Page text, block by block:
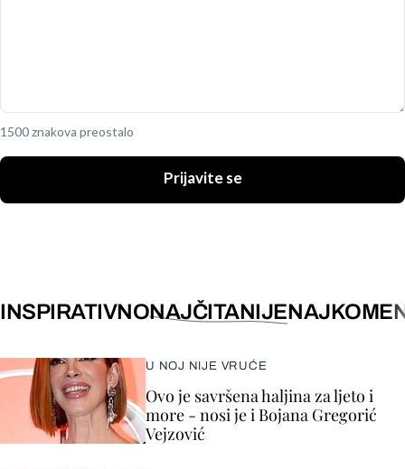
1500 znakova preostalo
Prijavite se
INSPIRATIVNONAJČITANIJE
U NOJ NIJE VRUĆE
Ovo je savršena haljina za ljeto i
more - nosi je i Bojana Gregorić
Vejzović